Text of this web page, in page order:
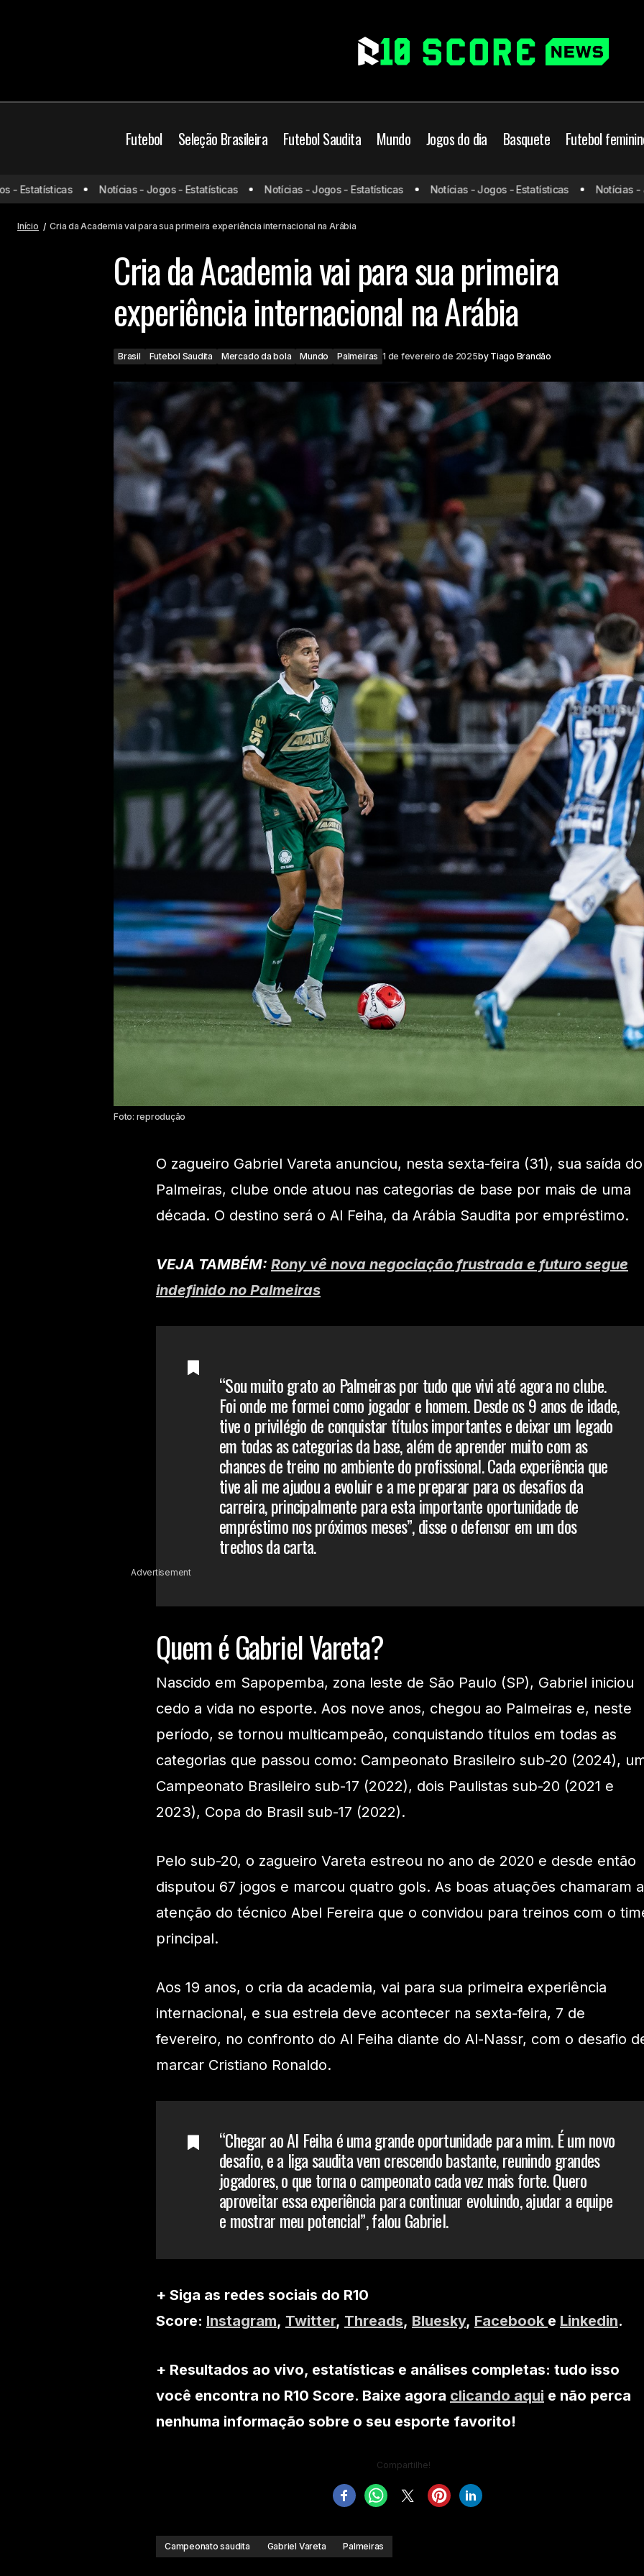
Futebol Seleção Brasileira Futebol Saudita Mundo Jogos do dia Basquete Futebol
Jogos de hoje (02/02/25) ao vivo de
futebol: onde assistir e horário
Brasil Futebol Saudita
Mercado da bola
Mundo
Palmeiras
Cria da Academia vai para sua primeira
internacional na Arábia
Notícias - Jogos - Estatísticas Notícias - Jogos - Estatísticas Notícias - Jogos - Estatísticas Notícias -
Início Cria da Academia vai para sua primeira experiência internacional na Arábia
Cria da Academia vai para sua primeira
experiência internacional na Arábia
Brasil Futebol Saudita Mercado da bola Mundo Palmeiras 1 de fevereiro de 2025by Tiago Brandão
Foto: reprodução
O zagueiro Gabriel Vareta anunciou, nesta sexta-feira (31), sua saída do
Palmeiras, clube onde atuou nas categorias de base por mais de uma
década. O destino será o Al Feiha, da Arábia Saudita por empréstimo.
VEJA TAMBÉM: Rony vê nova negociação frustrada e futuro segue
indefinido no Palmeiras
“Sou muito grato ao Palmeiras por tudo que vivi até agora no clube.
Foi onde me formei como jogador e homem. Desde os 9 anos de idade,
tive o privilégio de conquistar títulos importantes e deixar um legado
em todas as categorias da base, além de aprender muito com as
chances de treino no ambiente do profissional. Cada experiência que
tive ali me ajudou a evoluir e a me preparar para os desafios da
carreira, principalmente para esta importante oportunidade de
empréstimo nos próximos meses”, disse o defensor em um dos
trechos da carta.
Advertisement
Quem é Gabriel Vareta?
Nascido em Sapopemba, zona leste de São Paulo (SP), Gabriel iniciou
cedo a vida no esporte. Aos nove anos, chegou ao Palmeiras e, neste
período, se tornou multicampeão, conquistando títulos em todas as
categorias que passou como: Campeonato Brasileiro sub-20 (2024),
Campeonato Brasileiro sub-17 (2022), dois Paulistas sub-20 (2021 e
2023), Copa do Brasil sub-17 (2022).
Pelo sub-20, o zagueiro Vareta estreou no ano de 2020 e desde então
disputou 67 jogos e marcou quatro gols. As boas atuações chamaram a
atenção do técnico Abel Fereira que o convidou para treinos com o
principal.
Aos 19 anos, o cria da academia, vai para sua primeira experiência
internacional, e sua estreia deve acontecer na sexta-feira, 7 de
fevereiro, no confronto do Al Feiha diante do Al-Nassr, com o desafio
marcar Cristiano Ronaldo.
“Chegar ao Al Feiha é uma grande oportunidade para mim. É um novo
desafio, e a liga saudita vem crescendo bastante, reunindo grandes
jogadores, o que torna o campeonato cada vez mais forte. Quero
aproveitar essa experiência para continuar evoluindo, ajudar a equipe
e mostrar meu potencial”, falou Gabriel.
+ Siga as redes sociais do R10
Score: Instagram, Twitter, Threads, Bluesky, Facebook e Linkedin.
+ Resultados ao vivo, estatísticas e análises completas: tudo isso
você encontra no R10 Score. Baixe agora clicando aqui e não perca
nenhuma informação sobre o seu esporte favorito!
Compartilhe!
Campeonato saudita Gabriel Vareta Palmeiras